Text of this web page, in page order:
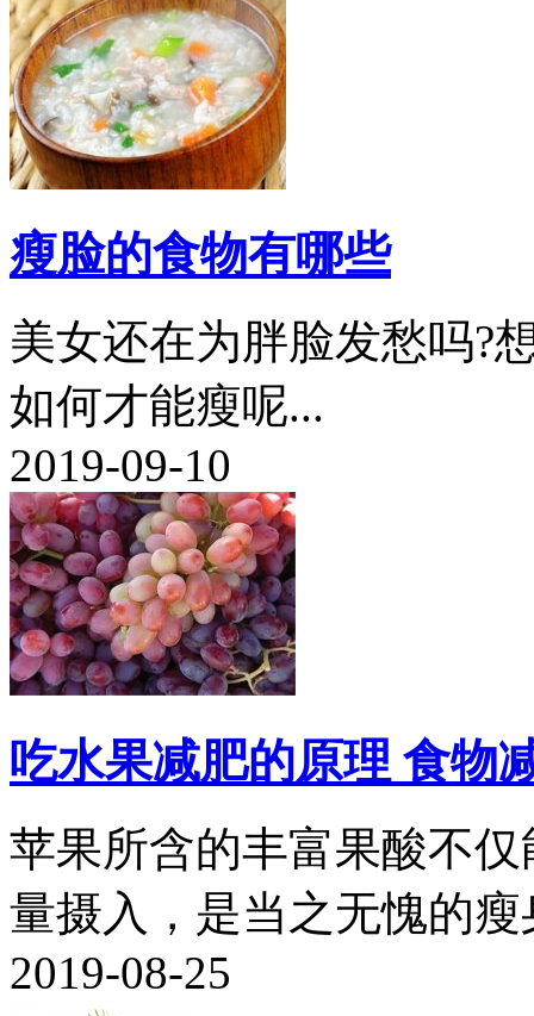
瘦脸的食物有哪些
美女还在为胖脸发愁吗?
如何才能瘦呢...
2019-09-10
吃水果减肥的原理 食物
苹果所含的丰富果酸不
量摄入，是当之无愧的
2019-08-25